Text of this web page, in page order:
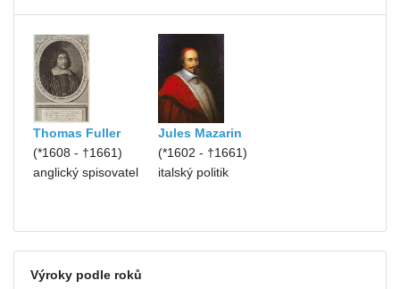
Thomas Fuller
(*1608 - †1661)
anglický spisovatel
Jules Mazarin
(*1602 - †1661)
italský politik
Výroky podle roků